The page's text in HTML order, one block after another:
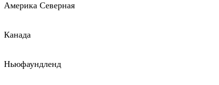
Америка Северная
Канада
Ньюфаундленд